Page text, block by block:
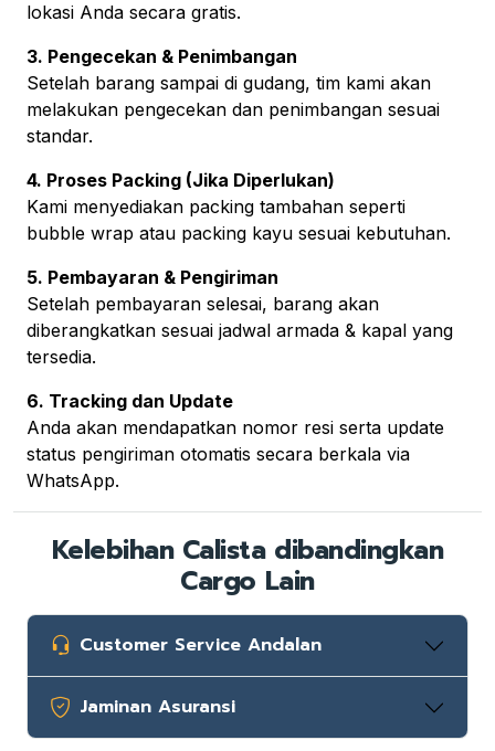
lokasi Anda secara gratis.
3. Pengecekan & Penimbangan
Setelah barang sampai di gudang, tim kami akan
melakukan pengecekan dan penimbangan sesuai
standar.
4. Proses Packing (Jika Diperlukan)
Kami menyediakan packing tambahan seperti
bubble wrap atau packing kayu sesuai kebutuhan.
5. Pembayaran & Pengiriman
Setelah pembayaran selesai, barang akan
diberangkatkan sesuai jadwal armada & kapal yang
tersedia.
6. Tracking dan Update
Anda akan mendapatkan nomor resi serta update
status pengiriman otomatis secara berkala via
WhatsApp.
Kelebihan Calista dibandingkan
Cargo Lain
Customer Service Andalan
Jaminan Asuransi